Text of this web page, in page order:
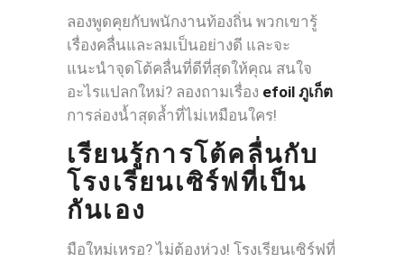
ลองพูดคุยกับพนักงานท้องถิ่น พวกเขารู้
เรื่องคลื่นและลมเป็นอย่างดี และจะ
แนะนำจุดโต้คลื่นที่ดีที่สุดให้คุณ สนใจ
อะไรแปลกใหม่? ลองถามเรื่อง efoil ภูเก็ต
การล่องน้ำสุดล้ำที่ไม่เหมือนใคร!
เรียนรู้การโต้คลื่นกับ
โรงเรียนเซิร์ฟที่เป็น
กันเอง
มือใหม่เหรอ? ไม่ต้องห่วง! โรงเรียนเซิร์ฟที่